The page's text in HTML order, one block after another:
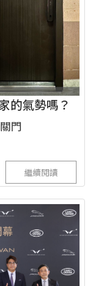
的氣勢嗎？
門
繼續閱讀